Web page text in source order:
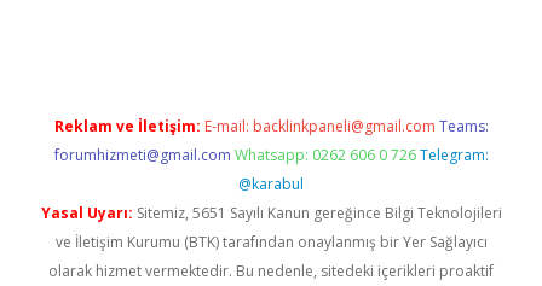
Reklam ve İletişim: E-mail: backlinkpaneli@gmail.com Teams:
forumhizmeti@gmail.com Whatsapp: 0262 606 0 726 Telegram:
@karabul
Yasal Uyarı: Sitemiz, 5651 Sayılı Kanun gereğince Bilgi Teknolojileri
ve İletişim Kurumu (BTK) tarafından onaylanmış bir Yer Sağlayıcı
olarak hizmet vermektedir. Bu nedenle, sitedeki içerikleri proaktif